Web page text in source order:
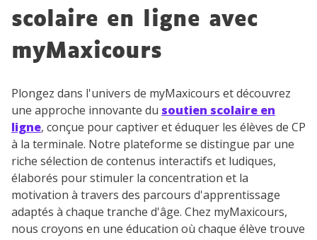
scolaire en ligne avec
myMaxicours
Plongez dans l'univers de myMaxicours et découvrez
une approche innovante du soutien scolaire en
ligne, conçue pour captiver et éduquer les élèves de CP
à la terminale. Notre plateforme se distingue par une
riche sélection de contenus interactifs et ludiques,
élaborés pour stimuler la concentration et la
motivation à travers des parcours d'apprentissage
adaptés à chaque tranche d'âge. Chez myMaxicours,
nous croyons en une éducation où chaque élève trouve